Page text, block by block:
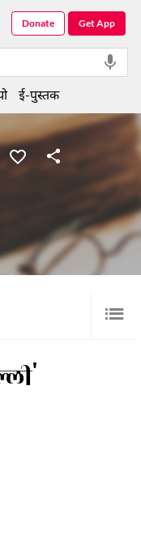
Get App
Donate
ई-पुस्तक